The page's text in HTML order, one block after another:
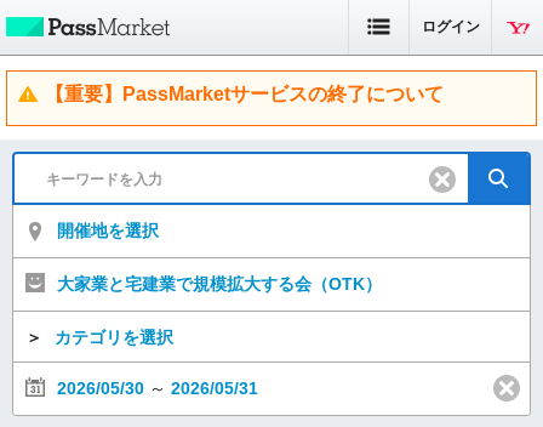
ログイン
【重要】PassMarketサービスの終了について
開催地を選択
大家業と宅建業で規模拡大する会（OTK）
＞ カテゴリを選択
2026/05/30 ～ 2026/05/31